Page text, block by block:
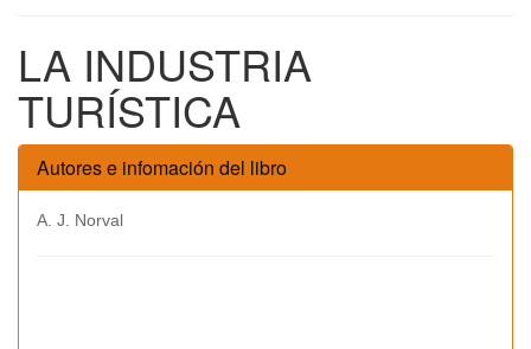
LA INDUSTRIA
TURÍSTICA
Autores e infomación del libro
A. J. Norval